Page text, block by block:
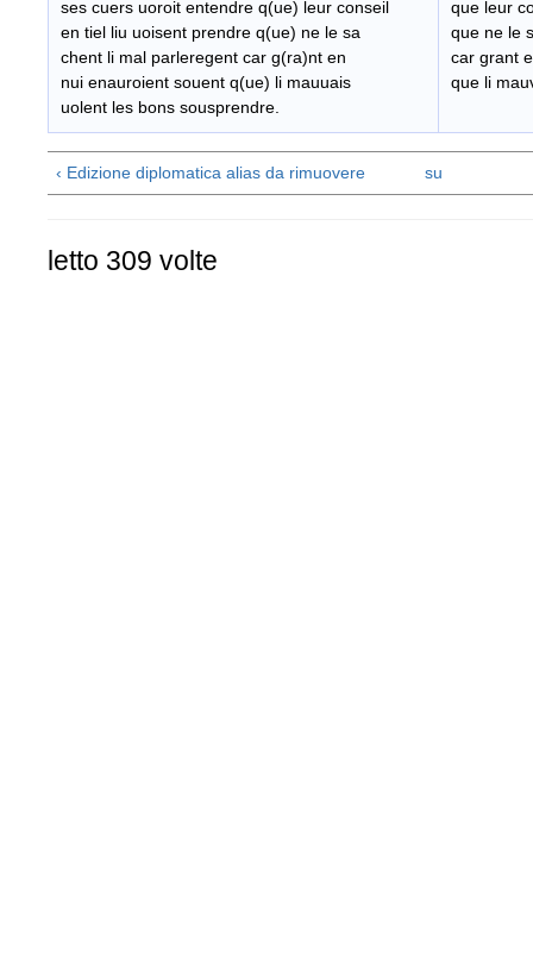
ses cuers uoroit entendre q(ue) leur conseil
en tiel liu uoisent prendre q(ue) ne le sa
chent li mal parleregent car g(ra)nt en
nui enauroient souent q(ue) li mauuais
uolent les bons sousprendre.
que leur
que ne le
car grant
que li
‹ Edizione diplomatica alias da rimuovere su
letto 309 volte